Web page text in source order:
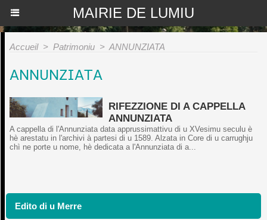
MAIRIE DE LUMIU
Edito di u Merre
Accueil > Patrimoniu > ANNUNZIATA
ANNUNZIATA
RIFEZZIONE DI A CAPPELLA
ANNUNZIATA
A cappella di l'Annunziata data apprussimattivu di u XVesimu seculu è
hè arestatu in l'archivi à partesi di u 1589. Alzata in Core di u carrughju
chì ne porte u nome, hè dedicata a l'Annunziata di a...